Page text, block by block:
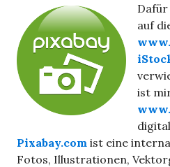
Dafür
auf
ist
Pixabay.com ist eine
Fotos, Illustrationen,